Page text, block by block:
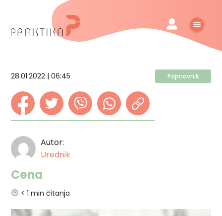
28.01.2022 | 06:45 Pojmovnik
Autor:
Urednik
Cena
< 1 min čitanja